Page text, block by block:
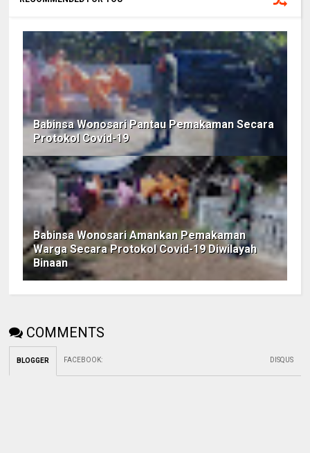
Babinsa Wonosari Pantau Pemakaman Secara
Protokol Covid-19
Babinsa Wonosari Amankan Pemakaman
Warga Secara Protokol Covid-19 Diwilayah
Binaan
COMMENTS
BLOGGER FACEBOOK: DISQUS